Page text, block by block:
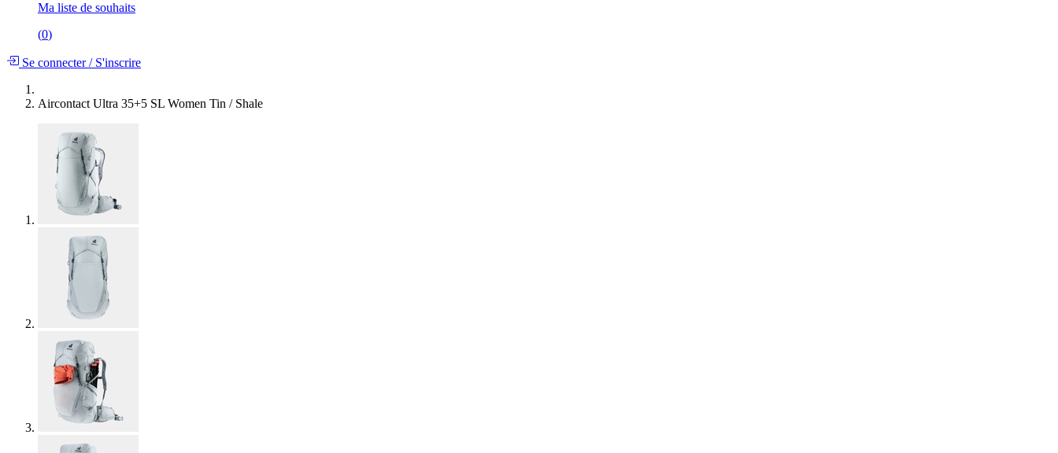
Ma liste de souhaits
(0)
Se connecter/S'inscrire
Aircontact Ultra 35+5 SL Women Tin / Shale